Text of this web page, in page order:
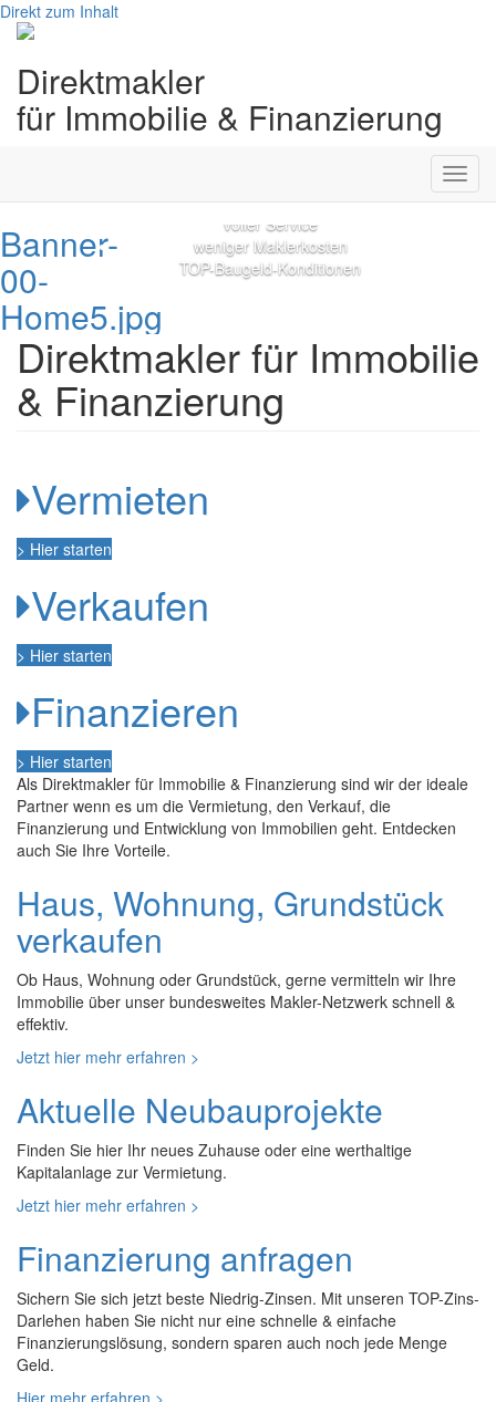
Direkt zum Inhalt
Direktmakler
für Immobilie & Finanzierung
Banner-
00-
Home5.jpg
Entdecke jetzt den
voller Service
weniger Maklerkosten
TOP-Baugeld-Konditionen
Direktmakler für Immobilie
& Finanzierung
Vermieten
> Hier starten
Verkaufen
> Hier starten
Finanzieren
> Hier starten
Als Direktmakler für Immobilie & Finanzierung sind wir der ideale
Partner wenn es um die Vermietung, den Verkauf, die
Finanzierung und Entwicklung von Immobilien geht. Entdecken
auch Sie Ihre Vorteile.
Haus, Wohnung, Grundstück
verkaufen
Ob Haus, Wohnung oder Grundstück, gerne vermitteln wir Ihre
Immobilie über unser bundesweites Makler-Netzwerk schnell &
effektiv.
Jetzt hier mehr erfahren >
Aktuelle Neubauprojekte
Finden Sie hier Ihr neues Zuhause oder eine werthaltige
Kapitalanlage zur Vermietung.
Jetzt hier mehr erfahren >
Finanzierung anfragen
Sichern Sie sich jetzt beste Niedrig-Zinsen. Mit unseren TOP-Zins-
Darlehen haben Sie nicht nur eine schnelle & einfache
Finanzierungslösung, sondern sparen auch noch jede Menge
Geld.
Hier mehr erfahren >